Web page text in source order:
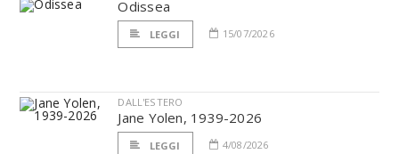
Odissea
LEGGI 15/07/2026
DALL'ESTERO
Jane Yolen, 1939-2026
LEGGI 4/08/2026